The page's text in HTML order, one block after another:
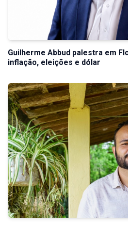
Guilherme Abbud palestra em
inflação, eleições e dólar